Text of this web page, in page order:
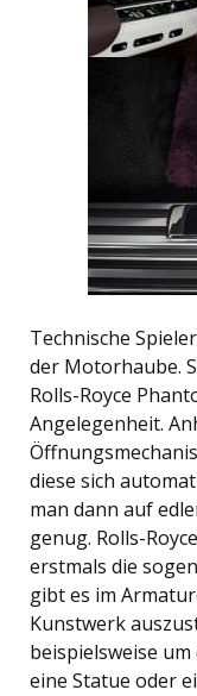
Technische
der Motorhaube.
Rolls-Royce
Angelegenheit.
diese sich
man dann auf
genug. Rolls-
erstmals die
gibt es im
Kunstwerk
beispielsweise
eine Statue oder